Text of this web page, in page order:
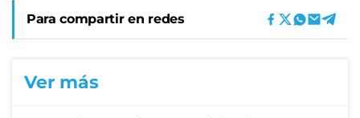
Para compartir en redes
Ver más